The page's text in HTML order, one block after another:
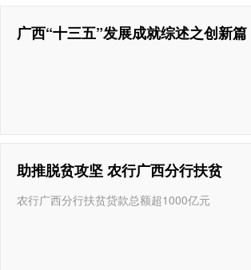
广西“十三五”发展成就综述之创新篇
助推脱贫攻坚 农行广西分行扶贫
农行广西分行扶贫贷款总额超1000亿元